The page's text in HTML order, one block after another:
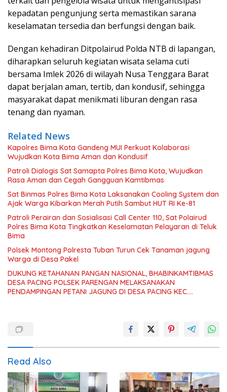
kepadatan pengunjung serta memastikan sarana
keselamatan tersedia dan berfungsi dengan baik.
Dengan kehadiran Ditpolairud Polda NTB di lapangan,
diharapkan seluruh kegiatan wisata selama cuti
bersama Imlek 2026 di wilayah Nusa Tenggara Barat
dapat berjalan aman, tertib, dan kondusif, sehingga
masyarakat dapat menikmati liburan dengan rasa
tenang dan nyaman.
Related News
Kapolres Bima Kota Gandeng MUI Perkuat Kolaborasi
Wujudkan Kota Bima Aman dan Kondusif
Patroli Dialogis Sat Samapta Polres Bima Kota, Wujudkan
Rasa Aman dan Cegah Gangguan Kamtibmas
Sat Binmas Polres Bima Kota Laksanakan Cooling System dan
Ajak Warga Kibarkan Merah Putih Sambut HUT RI Ke-81
Patroli Perairan dan Sosialisasi Call Center 110, Sat Polairud
Polres Bima Kota Tingkatkan Keselamatan Pelayaran di Teluk
Bima
Polsek Montong Polresta Tuban Turun Cek Tanaman jagung
Warga di Desa Pakel
DUKUNG KETAHANAN PANGAN NASIONAL, BHABINKAMTIBMAS
DESA PACING POLSEK PARENGAN MELAKSANAKAN
PENDAMPINGAN PETANI JAGUNG DI DESA PACING KEC.
Read Also